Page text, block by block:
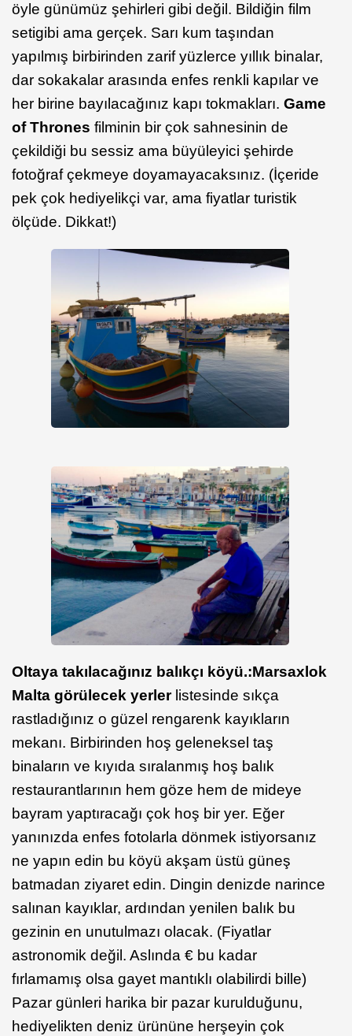
öyle günümüz şehirleri gibi değil. Bildiğin film
setigibi ama gerçek. Sarı kum taşından
yapılmış birbirinden zarif yüzlerce yıllık binalar,
dar sokakalar arasında enfes renkli kapılar ve
her birine bayılacağınız kapı tokmakları. Game
of Thrones filminin bir çok sahnesinin de
çekildiği bu sessiz ama büyüleyici şehirde
fotoğraf çekmeye doyamayacaksınız. (İçeride
pek çok hediyelikçi var, ama fiyatlar turistik
ölçüde. Dikkat!)
Oltaya takılacağınız balıkçı köyü.:Marsaxlok
Malta görülecek yerlerlistesinde sıkça
rastladığınız o güzel rengarenk kayıkların
mekanı. Birbirinden hoş geleneksel taş
binaların ve kıyıda sıralanmış hoş balık
restaurantlarının hem göze hem de mideye
bayram yaptıracağı çok hoş bir yer. Eğer
yanınızda enfes fotolarla dönmek istiyorsanız
ne yapın edin bu köyü akşam üstü güneş
batmadan ziyaret edin. Dingin denizde narince
salınan kayıklar, ardından yenilen balık bu
gezinin en unutulmazı olacak. (Fiyatlar
astronomik değil. Aslında € bu kadar
fırlamamış olsa gayet mantıklı olabilirdi bille)
Pazar günleri harika bir pazar kurulduğunu,
hediyelikten deniz ürününe herşeyin çok